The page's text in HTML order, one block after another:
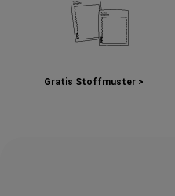
Gratis Stoffmuster >